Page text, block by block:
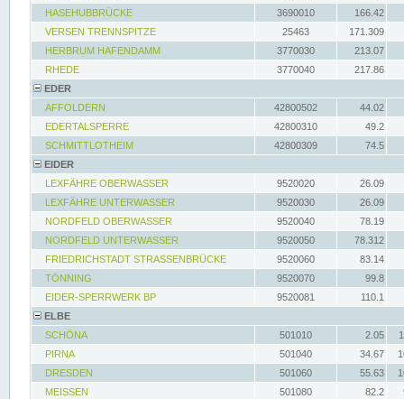
HASEHUBBRÜCKE
3690010
166.42
VERSEN TRENNSPITZE
25463
171.309
HERBRUM HAFENDAMM
3770030
213.07
RHEDE
3770040
217.86
EDER
AFFOLDERN
42800502
44.02
EDERTALSPERRE
42800310
49.2
SCHMITTLOTHEIM
42800309
74.5
EIDER
LEXFÄHRE OBERWASSER
9520020
26.09
LEXFÄHRE UNTERWASSER
9520030
26.09
NORDFELD OBERWASSER
9520040
78.19
NORDFELD UNTERWASSER
9520050
78.312
FRIEDRICHSTADT STRASSENBRÜCKE
9520060
83.14
TÖNNING
9520070
99.8
EIDER-SPERRWERK BP
9520081
110.1
ELBE
SCHÖNA
501010 2.05
PIRNA
501040 34.67
DRESDEN
501060 55.63
MEISSEN
501080 82.2